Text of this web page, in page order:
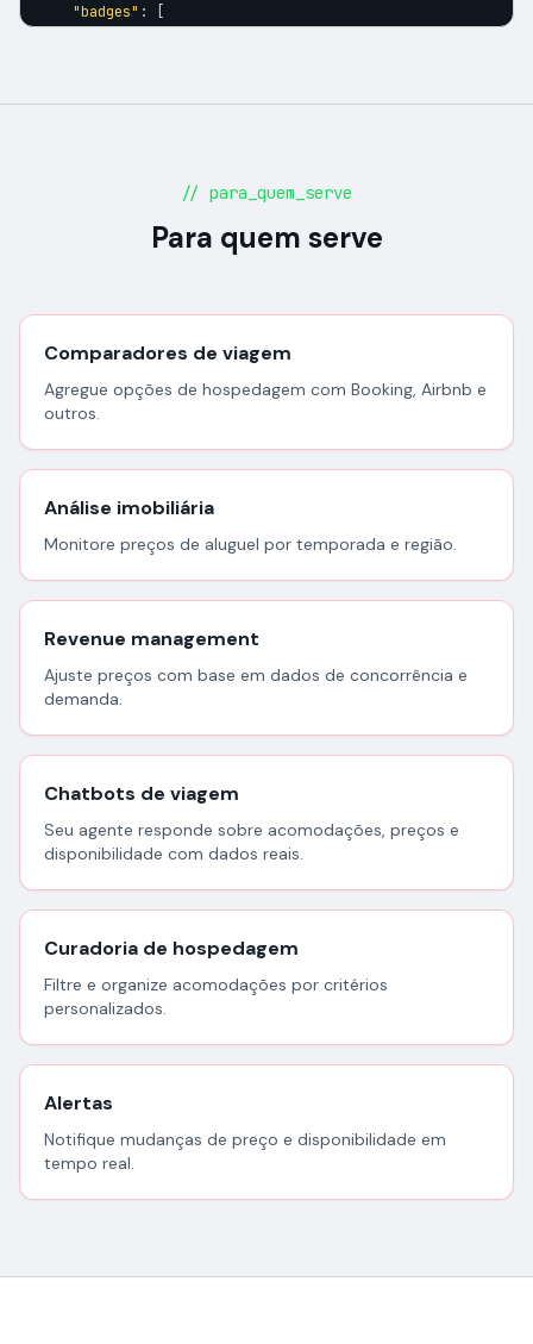
"badges" : [
  }
// para_quem_serve
Para quem serve
Comparadores de viagem
Agregue opções de hospedagem com Booking, Airbnb e
outros.
Análise imobiliária
Monitore preços de aluguel por temporada e região.
Revenue management
Ajuste preços com base em dados de concorrência e
demanda.
Chatbots de viagem
Seu agente responde sobre acomodações, preços e
disponibilidade com dados reais.
Curadoria de hospedagem
Filtre e organize acomodações por critérios
personalizados.
Alertas
Notifique mudanças de preço e disponibilidade em
tempo real.